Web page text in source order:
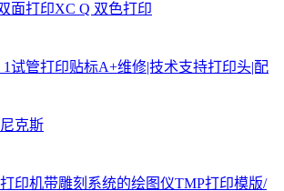
面打印XC Q 双色打印
试管打印贴标A+维修|技术支持打印头|配
克斯
印机带雕刻系统的绘图仪TMP打印模版/